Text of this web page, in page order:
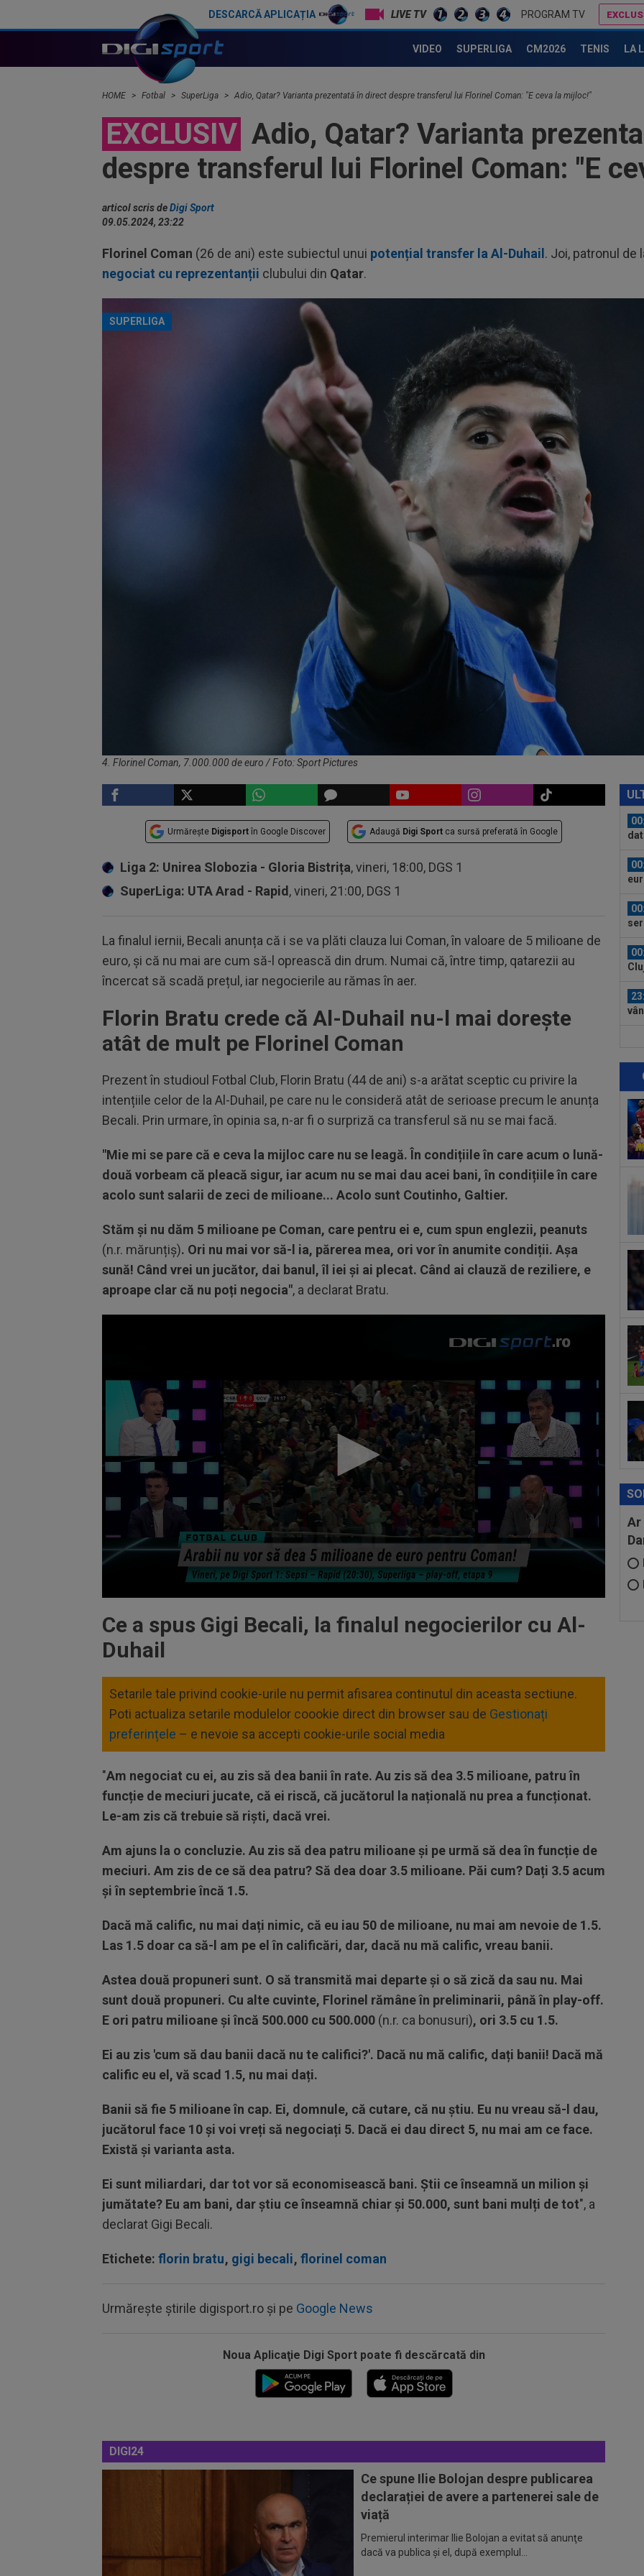
DESCARCĂ APLICAȚIA PROGRAM TV
VIDEO SUPERLIGA CM2026 TENIS LA
HOME Fotbal SuperLiga Adio, Qatar? Varianta prezentată în direct despre transferul lui Florinel Coman: "E ceva la mijloc!"
EXCLUSIV Adio, Qatar? Varianta
despre transferul lui Florinel Coman: "E
articol scris deDigi Sport
09.05.2024, 23:22
Florinel Coman (26 de ani) este subiectul unui potențial transfer la Al-Duhail . Joi, patronul de
negociat cu reprezentanții clubului din Qatar.
SUPERLIGA
4. Florinel Coman, 7.000.000 de euro / Foto: Sport Pictures
Urmărește Digisport în Google Discover Adaugă Digi Sport ca sursă preferată în Google
Liga 2: Unirea Slobozia - Gloria Bistrița, vineri, 18:00, DGS 1
SuperLiga: UTA Arad - Rapid , vineri, 21:00, DGS 1
La finalul iernii, Becali anunța că i se va plăti clauza lui Coman, în valoare de 5 milioane de
euro, și că nu mai are cum să-l oprească din drum. Numai că, între timp, qatarezii au
încercat să scadă prețul, iar negocierile au rămas în aer.
Florin Bratu crede că Al-Duhail nu-l mai dorește
atât de mult pe Florinel Coman
Prezent în studioul Fotbal Club, Florin Bratu (44 de ani) s-a arătat sceptic cu privire la
intențiile celor de la Al-Duhail, pe care nu le consideră atât de serioase precum le anunța
Becali. Prin urmare, în opinia sa, n-ar fi o surpriză ca transferul să nu se mai facă.
"Mie mi se pare că e ceva la mijloc care nu se leagă. În condițiile în care acum o lună-
două vorbeam că pleacă sigur, iar acum nu se mai dau acei bani, în condițiile în care
acolo sunt salarii de zeci de milioane... Acolo sunt Coutinho, Galtier.
Stăm și nu dăm 5 milioane pe Coman, care pentru ei e, cum spun englezii, peanuts
(n.r. mărunțiș). Ori nu mai vor să-l ia, părerea mea, ori vor în anumite condiții. Așa
sună! Când vrei un jucător, dai banul, îl iei și ai plecat. Când ai clauză de reziliere, e
aproape clar că nu poți negocia", a declarat Bratu.
Ce a spus Gigi Becali, la finalul negocierilor cu Al-
Duhail
Setarile tale privind cookie-urile nu permit afisarea continutul din aceasta sectiune.
Poti actualiza setarile modulelor coookie direct din browser sau de Gestionați
preferințele – e nevoie sa accepti cookie-urile social media
"Am negociat cu ei, au zis să dea banii în rate. Au zis să dea 3.5 milioane, patru în
funcție de meciuri jucate, că ei riscă, că jucătorul la națională nu prea a funcționat.
Le-am zis că trebuie să riști, dacă vrei.
Am ajuns la o concluzie. Au zis să dea patru milioane și pe urmă să dea în funcție de
meciuri. Am zis de ce să dea patru? Să dea doar 3.5 milioane. Păi cum? Dați 3.5 acum
și în septembrie încă 1.5.
Dacă mă calific, nu mai dați nimic, că eu iau 50 de milioane, nu mai am nevoie de 1.5.
Las 1.5 doar ca să-l am pe el în calificări, dar, dacă nu mă calific, vreau banii.
Astea două propuneri sunt. O să transmită mai departe și o să zică da sau nu. Mai
sunt două propuneri. Cu alte cuvinte, Florinel rămâne în preliminarii, până în play-off.
E ori patru milioane și încă 500.000 cu 500.000 (n.r. ca bonusuri), ori 3.5 cu 1.5.
Ei au zis 'cum să dau banii dacă nu te califici?'. Dacă nu mă calific, dați banii! Dacă mă
calific eu el, vă scad 1.5, nu mai dați.
Banii să fie 5 milioane în cap. Ei, domnule, că cutare, că nu știu. Eu nu vreau să-l dau,
jucătorul face 10 și voi vreți să negociați 5. Dacă ei dau direct 5, nu mai am ce face.
Există și varianta asta.
Ei sunt miliardari, dar tot vor să economisească bani. Știi ce înseamnă un milion și
jumătate? Eu am bani, dar știu ce înseamnă chiar și 50.000, sunt bani mulți de tot", a
declarat Gigi Becali.
Etichete: florin bratu, gigi becali, florinel coman
Urmărește știrile digisport.ro și pe Google News
Noua Aplicaţie Digi Sport poate fi descărcată din
DIGI24
Ce spune Ilie Bolojan despre publicarea
declarației de avere a partenerei sale de
viață
Premierul interimar Ilie Bolojan a evitat să anunţe
dacă va publica şi el, după exemplul...
dat
se
ți
Ar